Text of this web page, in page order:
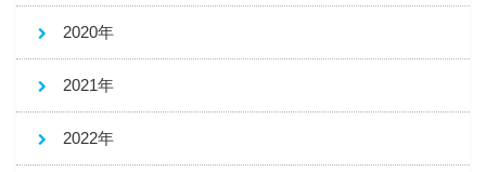
2020年
2021年
2022年